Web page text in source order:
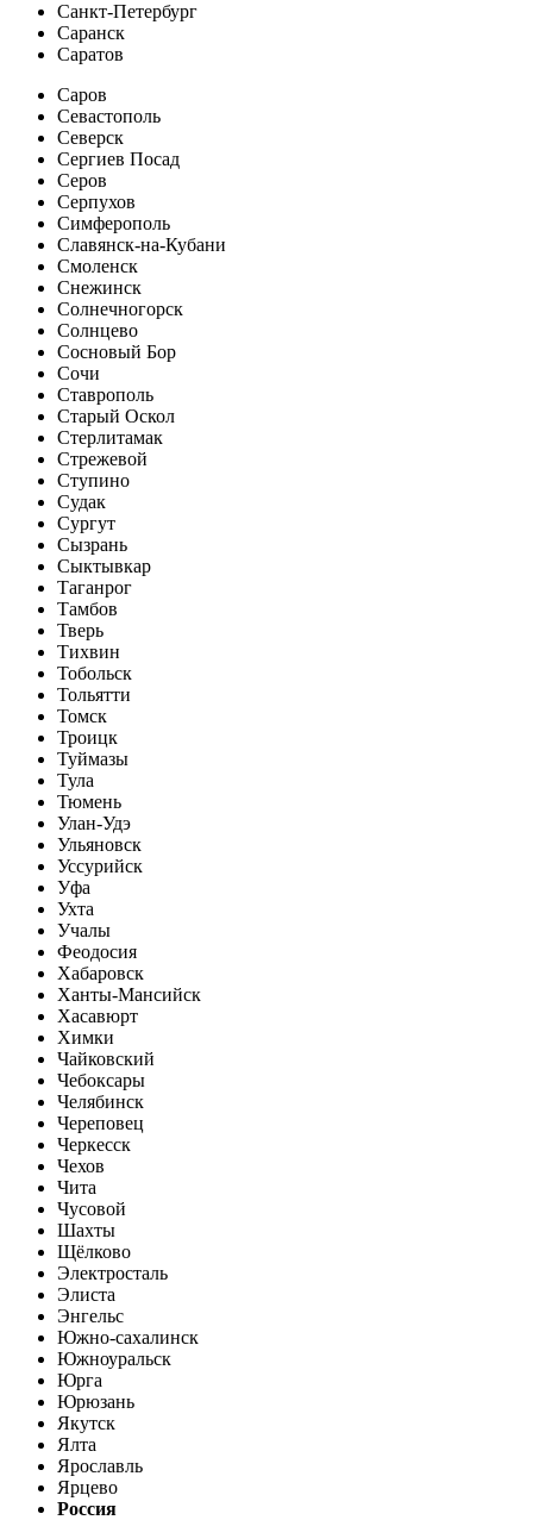
Санкт-Петербург
Саранск
Саратов
Саров
Севастополь
Северск
Сергиев Посад
Серов
Серпухов
Симферополь
Славянск-на-Кубани
Смоленск
Снежинск
Солнечногорск
Солнцево
Сосновый Бор
Сочи
Ставрополь
Старый Оскол
Стерлитамак
Стрежевой
Ступино
Судак
Сургут
Сызрань
Сыктывкар
Таганрог
Тамбов
Тверь
Тихвин
Тобольск
Тольятти
Томск
Троицк
Туймазы
Тула
Тюмень
Улан-Удэ
Ульяновск
Уссурийск
Уфа
Ухта
Учалы
Феодосия
Хабаровск
Ханты-Мансийск
Хасавюрт
Химки
Чайковский
Чебоксары
Челябинск
Череповец
Черкесск
Чехов
Чита
Чусовой
Шахты
Щёлково
Электросталь
Элиста
Энгельс
Южно-сахалинск
Южноуральск
Юрга
Юрюзань
Якутск
Ялта
Ярославль
Ярцево
Россия